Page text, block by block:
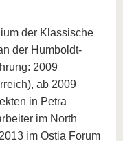
an der
BTU
Innovative
Transferprojekte
Lernen
Sie uns
kennen
der Klassische
der Humboldt-
2009
ab 2009
in Petra
im North
im Ostia Forum